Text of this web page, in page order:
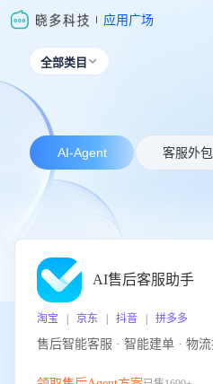
应用广场
全部类目 
AI-Agent 客服外包
AI售后客服助手
淘宝 | 京东 | 抖音 | 拼多多